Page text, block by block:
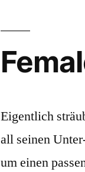
Eigentlich
all seinen
um einen